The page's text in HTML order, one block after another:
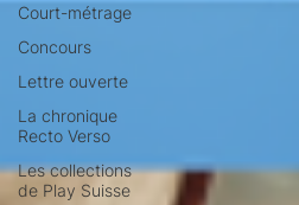
Court-métrage
Concours
Lettre ouverte
La chronique
Recto Verso
Les collections
de Play Suisse